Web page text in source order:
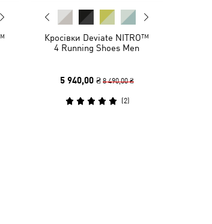
Кросівки Deviate NITRO™
4 Running Shoes Men
5 940,00 ₴ 8 490,00 ₴
(2)